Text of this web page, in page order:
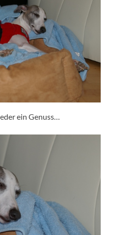
ein Genuss…